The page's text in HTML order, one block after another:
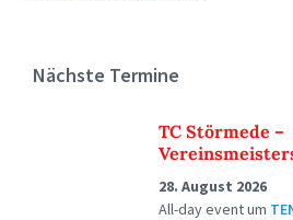
Nächste Termine
TC Störmede –
28. August 2026
All-day eventum